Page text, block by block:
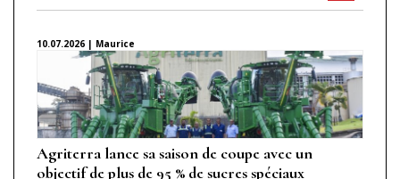
10.07.2026 | Maurice
Agriterra lance sa saison de coupe avec un
objectif de plus de 95 % de sucres spéciaux